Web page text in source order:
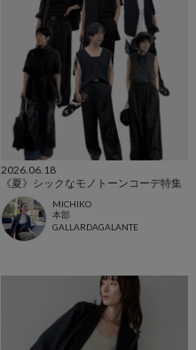
2026.06.18
《夏》シックなモノトーンコーデ特集
MICHIKO
本部
GALLARDAGALANTE